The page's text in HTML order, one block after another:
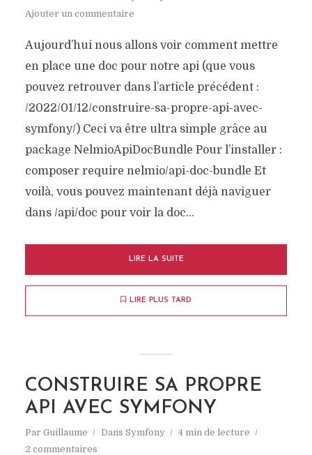
DÉVELOPPEMENT WEB
Ajouter un commentaire
Aujourd’hui nous allons voir comment mettre
en place une doc pour notre api (que vous
pouvez retrouver dans l’article précédent :
/2022/01/12/construire-sa-propre-api-avec-
symfony/) Ceci va être ultra simple grâce au
package NelmioApiDocBundle Pour l’installer :
composer require nelmio/api-doc-bundle Et
voilà, vous pouvez maintenant déjà naviguer
dans /api/doc pour voir la doc...
LIRE LA SUITE
LIRE PLUS TARD
CONSTRUIRE SA PROPRE
API AVEC SYMFONY
Par Guillaume Dans Symfony
4 min de lecture
2 commentaires